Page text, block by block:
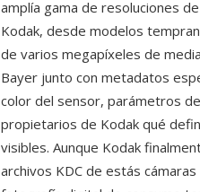
amplía gama de resoluciones
Kodak, desde modelos
de varios megapíxeles de
Bayer junto con metadatos
color del sensor, parámetros
propietarios de Kodak qué
visibles. Aunque Kodak
archivos KDC de estás